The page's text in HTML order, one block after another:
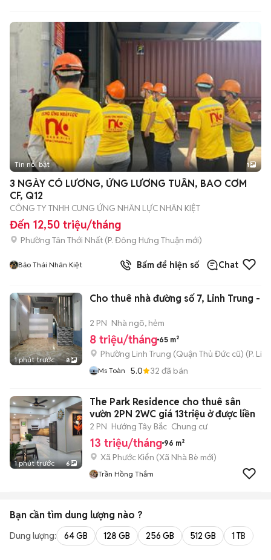
Tin nổi bật 1
3 NGÀY CÓ LƯƠNG, ỨNG LƯƠNG TUẦN, BAO CƠM
CF, Q12
CÔNG TY TNHH CUNG ỨNG NHÂN LỰC NHÂN KIỆT
Đến 12,50 triệu/tháng
Phường Tân Thới Nhất (P. Đông Hưng Thuận mới)
Bảo Thái Nhân Kiệt Bấm để hiện số Chat
1 phút trước 8
Cho thuê nhà đường số 7, Linh Trung -
2 PN Nhà ngõ, hẻm
8 triệu/tháng 65 m²
Phường Linh Trung (Quận Thủ Đức cũ) (P.
Ms Toàn 5.0 32 đã bán
1 phút trước 6
The Park Residence cho thuê sân
vườn 2PN 2WC giá 13triệu ở được liền
2 PN Hướng Tây Bắc Chung cư
13 triệu/tháng 96 m²
Xã Phước Kiển (Xã Nhà Bè mới)
Trần Hồng Thắm
Bạn cần tìm dung lượng nào ?
Dung lượng: 64 GB 128 GB 256 GB 512 GB 1 TB